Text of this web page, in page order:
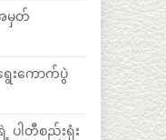
မှတ်
ေးကောက်ပွဲ
ါတီစည်းရုံး